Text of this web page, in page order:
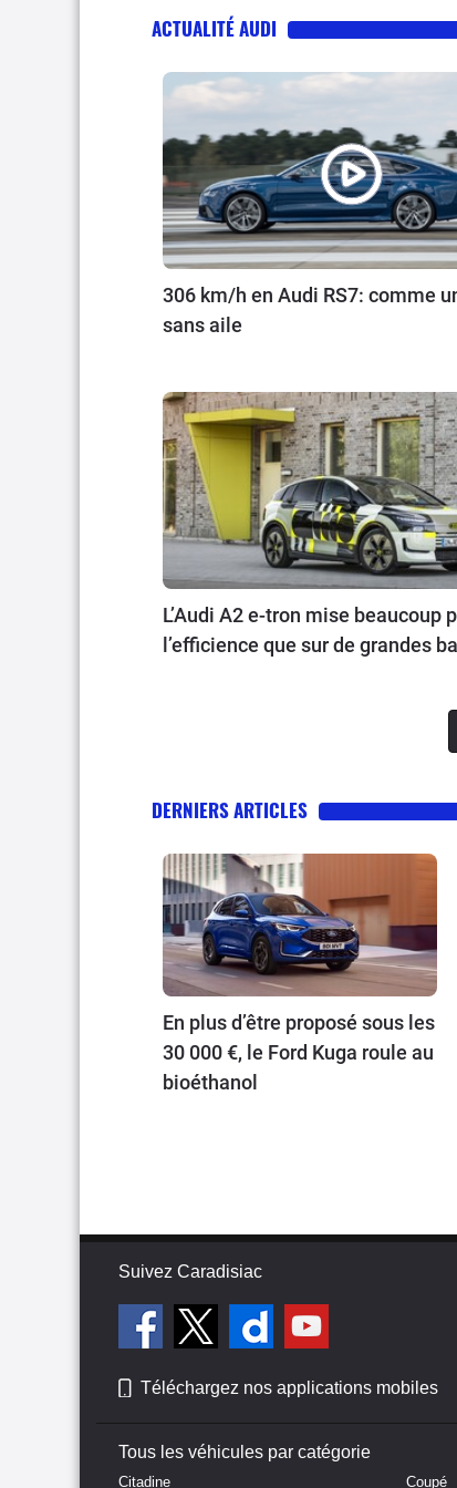
ACTUALITÉ AUDI
306 km/h en Audi RS7: comme
sans aile
L’Audi A2 e-tron mise beaucoup
l’efficience que sur de grandes
DERNIERS ARTICLES
En plus d’être proposé sous les
30 000 €, le Ford Kuga roule au
bioéthanol
Suivez Caradisiac
Téléchargez nos applications mobiles
Tous les véhicules par catégorie
Citadine Coupé